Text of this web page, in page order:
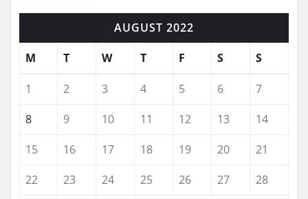
AUGUST 2022
M
T W T F S S
1 2 3 4 5 6
7
8
9 10 11 12 13
14
15
16 17 18 19 20
21
22
23 24 25 26 27
28